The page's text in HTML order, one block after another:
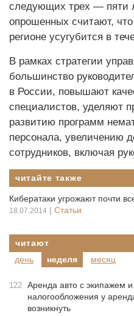
следующих трех — пяти
опрошенных считают,
регионе усугубится в
В рамках стратегии
большинство
в России, повышают
специалистов, уделяют
развитию программ
персонала, увеличению
сотрудников, включая
читайте также
Кибератаки угрожают почти
18.07.2014 | Статьи
читают
день
неделя месяц
122 Аренда авто с экипажем
налогообложения у
возникнуть